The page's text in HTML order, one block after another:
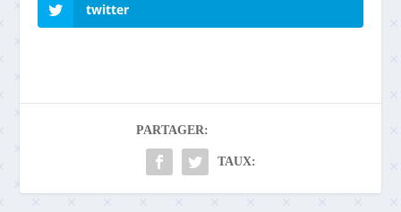
twitter
PARTAGER:
TAUX: